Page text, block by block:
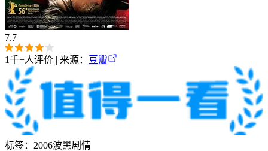
7.7
1千+人评价 | 来源： 豆瓣
标签： 2006波黑剧情